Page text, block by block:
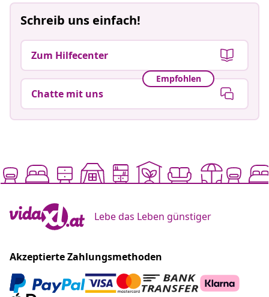
Schreib uns einfach!
Zum Hilfecenter
Empfohlen
Chatte mit uns
Lebe das Leben günstiger
Akzeptierte Zahlungsmethoden